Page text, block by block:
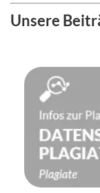
Unsere